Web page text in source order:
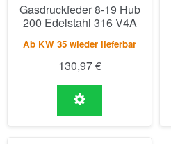
Gasdruckfeder 8-19 Hub
200 Edelstahl 316 V4A
Ab KW 35 wieder lieferbar
130,97€